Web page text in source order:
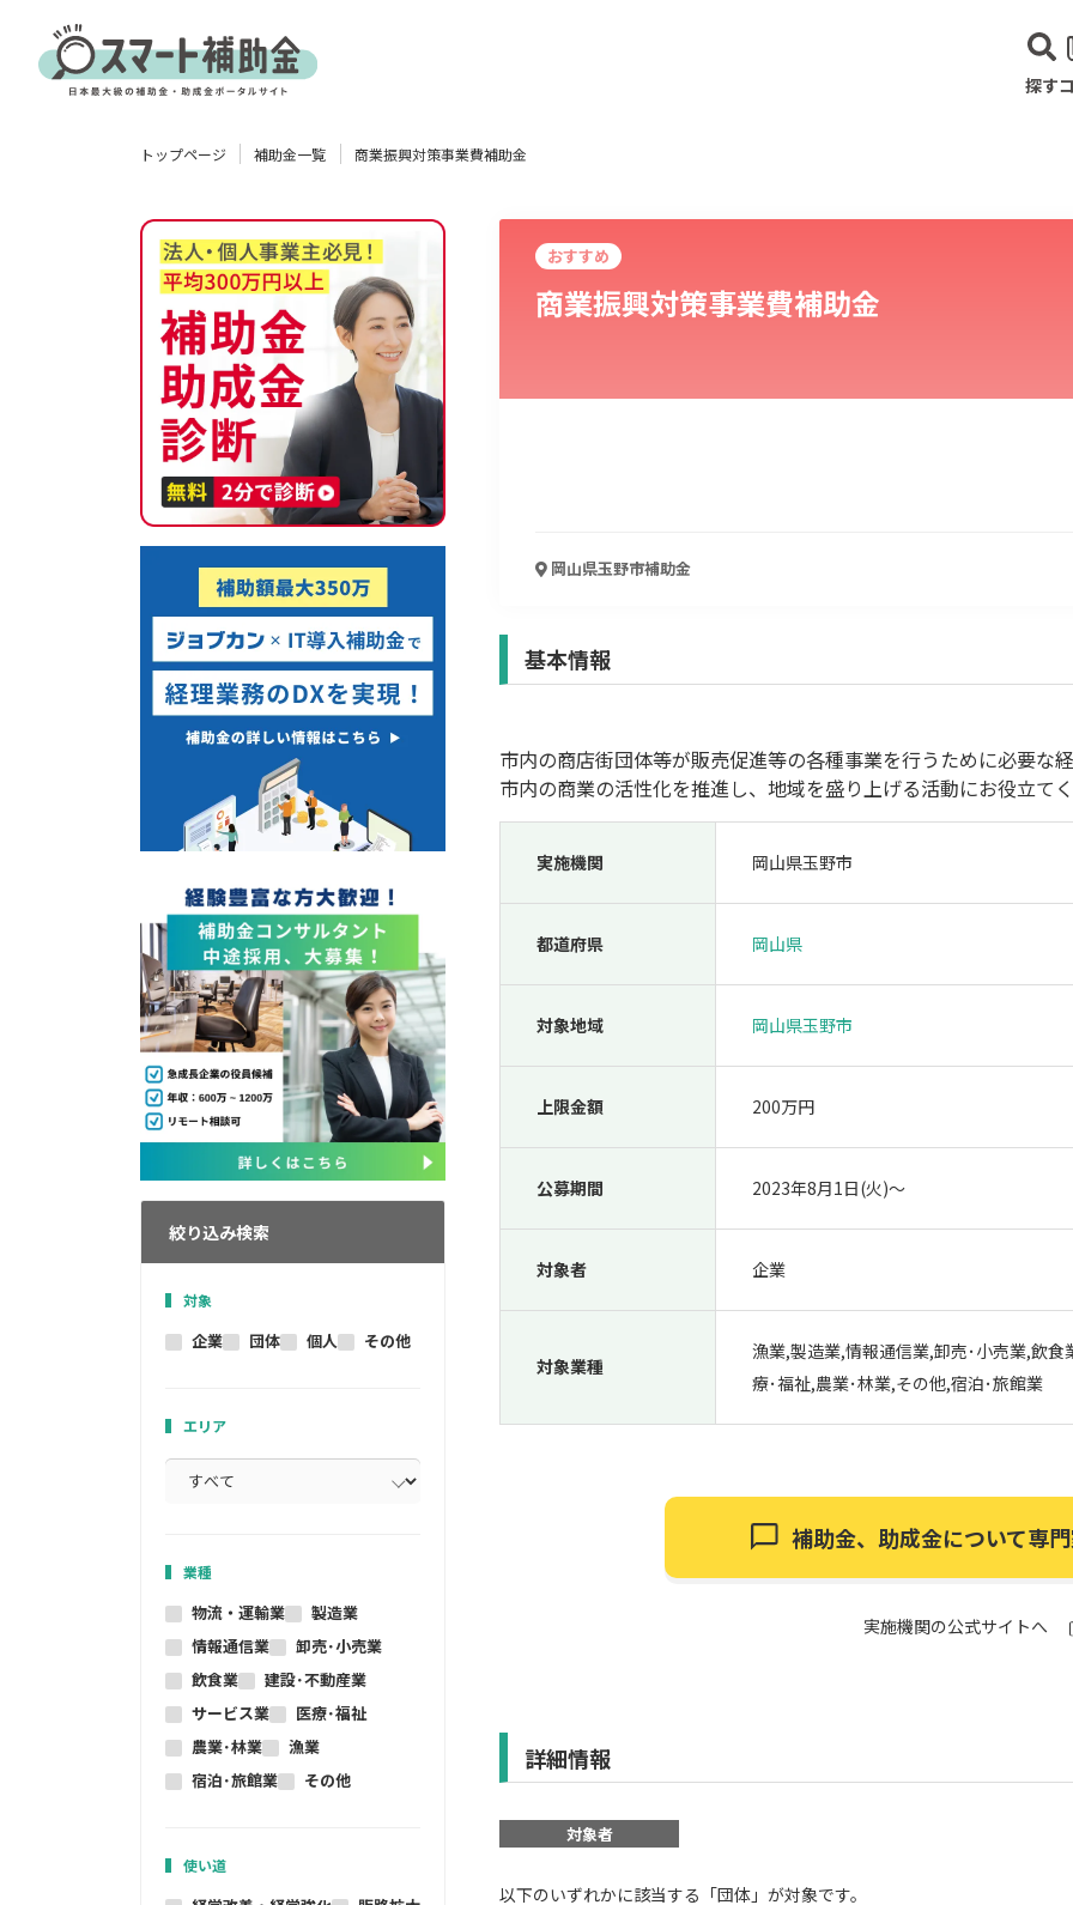
探す
製造業 情報通信業 卸売･小売業
人材採用・雇用
トップページ 補助金一覧 商業振興対策事業費補助金
絞り込み検索
対象
企業 団体 個人 その他
エリア
業種
物流・運輸業
製造業
情報通信業
卸売･小売業
飲食業
建設･不動産業
サービス業
医療･福祉
農業･林業
漁業
宿泊･旅館業
その他
使い道
おすすめ
商業振興対策事業費補助金
岡山県玉野市補助金
基本情報
市内の商店街団体等が販売促進等の各種事業を行うために必要な
市内の商業の活性化を推進し、地域を盛り上げる活動にお役立て
実施機関 岡山県玉野市
都道府県 岡山県
対象地域 岡山県玉野市
上限金額 200万円
公募期間 2023年8月1日(火)〜
対象者 企業
対象業種
漁業,製造業,情報通信業,卸売･小売業,飲
療･福祉,農業･林業,その他,宿泊･旅館業
補助金、助成金について専
実施機関の公式サイトへ
詳細情報
対象者
以下のいずれかに該当する「団体」が対象です。